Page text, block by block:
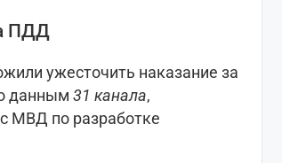
ПДД
ужесточить наказание за
данным 31 канала,
МВД по разработке